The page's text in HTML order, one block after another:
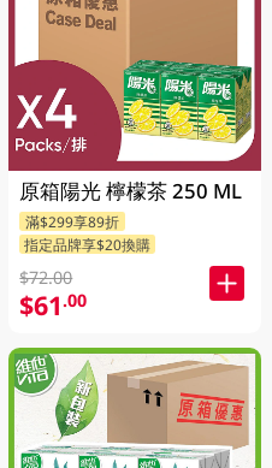
原箱陽光 檸檬茶 250 ML
滿$299享89折
指定品牌享$20換購
$72.00
$61.00